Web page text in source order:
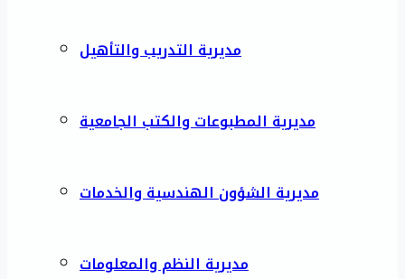
مديرية التدريب والتأهيل
مديرية المطبوعات والكتب الجامعية
مديرية الشؤون الهندسية والخدمات
مديرية النظم والمعلومات